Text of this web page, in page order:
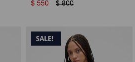
$ 550 $ 800